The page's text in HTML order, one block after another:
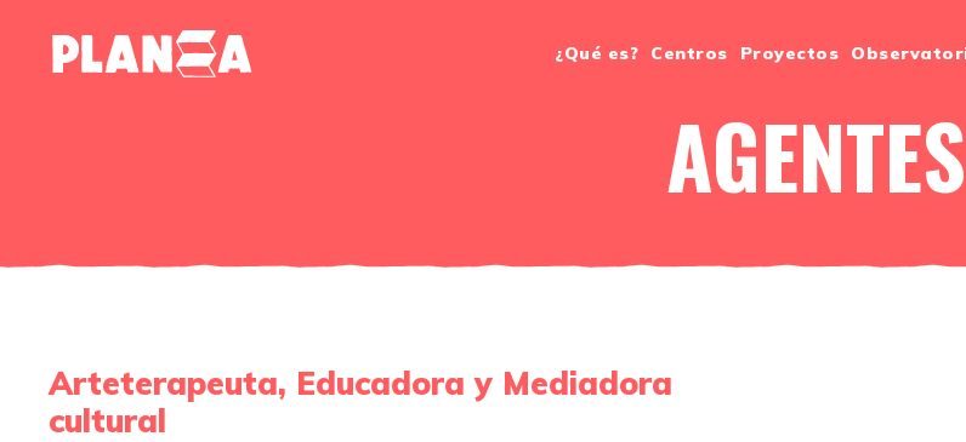
¿Qué es? Centros Proyectos
AGENTES
Arteterapeuta, Educadora y Mediadora
cultural